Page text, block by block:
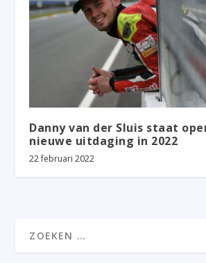
Danny van der Sluis staat
nieuwe uitdaging in 2022
22 februari 2022